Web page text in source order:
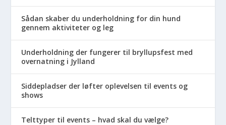
Sådan skaber du underholdning for din hund
gennem aktiviteter og leg
Underholdning der fungerer til bryllupsfest med
overnatning i Jylland
Siddepladser der løfter oplevelsen til events og
shows
Telttyper til events – hvad skal du vælge?